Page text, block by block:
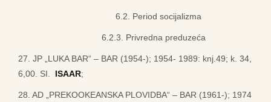
6.2. Period socijalizma
6.2.3. Privredna preduzeća
27. JP „LUKA BAR“ – BAR (1954-); 1954- 1989: knj.49; k. 34,
6,00. SI.
ISAAR;
28. AD „PREKOOKEANSKA PLOVIDBA“ – BAR (1961-); 1974